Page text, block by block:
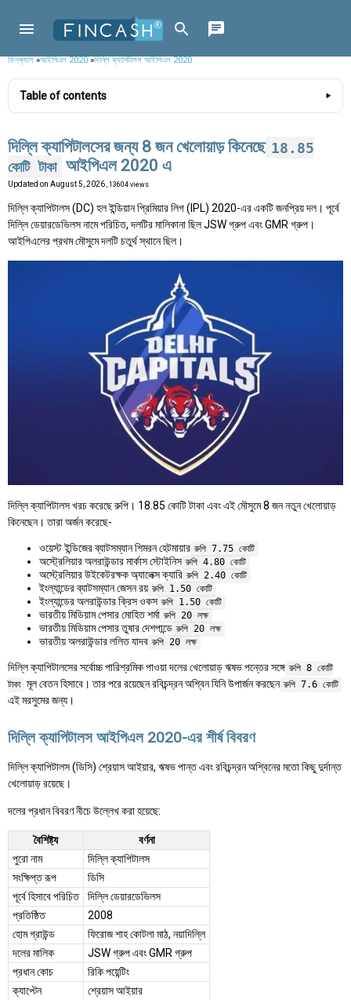
ফিনক্যাশ»আইপিএল 2020»দিল্লি ক্যাপিটালস আইপিএল 2020
Table of contents
দিল্লি ক্যাপিটালসের জন্য 8 জন খেলোয়াড় কিনেছে 18.85
কোটি টাকা আইপিএল 2020 এ
Updated on August 5, 2026 , 13604 views
দিল্লি ক্যাপিটালস (DC) হল ইন্ডিয়ান প্রিমিয়ার লিগ (IPL) 2020-এর একটি জনপ্রিয় দল। পূর্বে
দিল্লি ডেয়ারডেভিলস নামে পরিচিত, দলটির মালিকানা ছিল JSW গ্রুপ এবং GMR গ্রুপ।
আইপিএলের প্রথম মৌসুমে দলটি চতুর্থ স্থানে ছিল।
দিল্লি ক্যাপিটালস খরচ করেছে রুপি। 18.85 কোটি টাকা এবং এই মৌসুমে 8 জন নতুন খেলোয়াড়
কিনেছেন। তারা অর্জন করেছে-
ওয়েস্ট ইন্ডিজের ব্যাটসম্যান শিমরন হেটমায়ার রুপি 7.75 কোটি
অস্ট্রেলিয়ার অলরাউন্ডার মার্কাস স্টোইনিস রুপি 4.80 কোটি
অস্ট্রেলিয়ার উইকেটরক্ষক অ্যালেক্স ক্যারি রুপি 2.40 কোটি
ইংল্যান্ডের ব্যাটসম্যান জেসন রয় রুপি 1.50 কোটি
ইংল্যান্ডের অলরাউন্ডার ক্রিস ওকস রুপি 1.50 কোটি
ভারতীয় মিডিয়াম পেসার মোহিত শর্মা রুপি 20 লক্ষ
ভারতীয় মিডিয়াম পেসার তুষার দেশপান্ডে রুপি 20 লক্ষ
ভারতীয় অলরাউন্ডার ললিত যাদব রুপি 20 লক্ষ
দিল্লি ক্যাপিটালসের সর্বোচ্চ পারিশ্রমিক পাওয়া দলের খেলোয়াড় ঋষভ পন্তের সঙ্গে রুপি 8 কোটি
টাকা মূল বেতন হিসাবে। তার পরে রয়েছেন রবিচন্দ্রন অশ্বিন যিনি উপার্জন করছেন রুপি 7.6 কোটি
এই মরসুমের জন্য।
দিল্লি ক্যাপিটালস আইপিএল 2020-এর শীর্ষ বিবরণ
দিল্লি ক্যাপিটালস (ডিসি) শ্রেয়াস আইয়ার, ঋষভ পান্ত এবং রবিচন্দ্রন অশ্বিনের মতো কিছু দুর্দান্ত
খেলোয়াড় রয়েছে।
দলের প্রধান বিবরণ নীচে উল্লেখ করা হয়েছে:
বৈশিষ্ট্য
বর্ণনা
পুরো নাম
দিল্লি ক্যাপিটালস
সংক্ষিপ্ত রূপ
ডিসি
পূর্বে হিসাবে পরিচিত
দিল্লি ডেয়ারডেভিলস
প্রতিষ্ঠিত
2008
হোম গ্রাউন্ড
ফিরোজ শাহ কোটলা মাঠ, নয়াদিল্লি
দলের মালিক
JSW গ্রুপ এবং GMR গ্রুপ
প্রধান কোচ
রিকি পয়েন্টিং
ক্যাপ্টেন
শ্রেয়াস আইয়ার